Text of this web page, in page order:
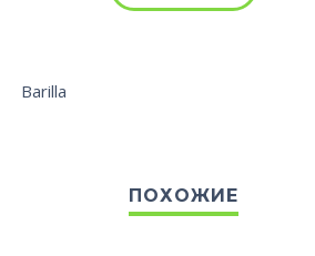
Barilla
ПОХОЖИЕ